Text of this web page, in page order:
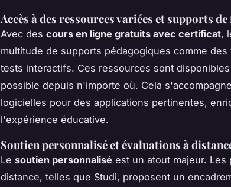
Accès à des ressources variées et supports
Avec des cours en ligne gratuits avec certificat,
multitude de supports pédagogiques comme
tests interactifs. Ces ressources sont
possible depuis n'importe où. Cela
logicielles pour des applications pertinentes,
l'expérience éducative.
Soutien personnalisé et évaluations à
Le soutien personnalisé est un atout majeur.
distance, telles que Studi, proposent un